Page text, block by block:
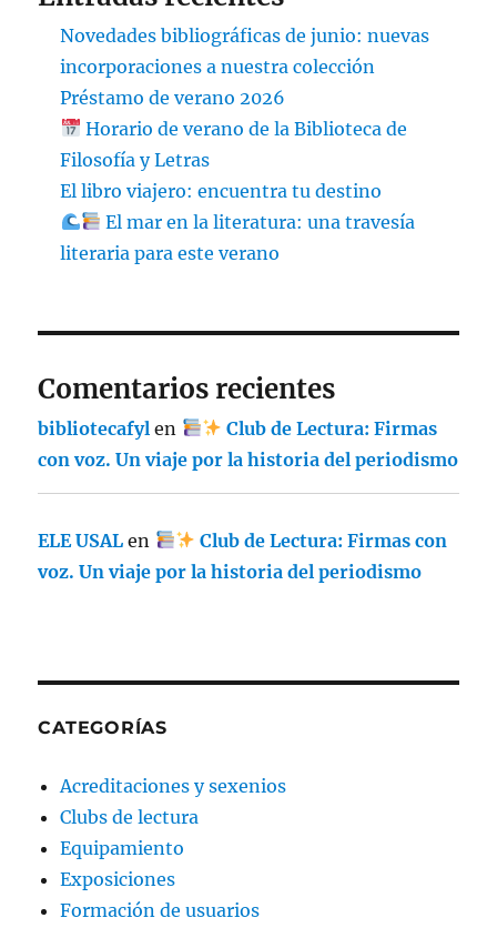
Novedades bibliográficas de junio: nuevas
incorporaciones a nuestra colección
Préstamo de verano 2026
Horario de verano de la Biblioteca de
Filosofía y Letras
El libro viajero: encuentra tu destino
El mar en la literatura: una travesía
literaria para este verano
Comentarios recientes
bibliotecafyl en
Club de Lectura: Firmas
con voz. Un viaje por la historia del periodismo
ELE USAL en
Club de Lectura: Firmas con
voz. Un viaje por la historia del periodismo
CATEGORÍAS
Acreditaciones y sexenios
Clubs de lectura
Equipamiento
Exposiciones
Formación de usuarios